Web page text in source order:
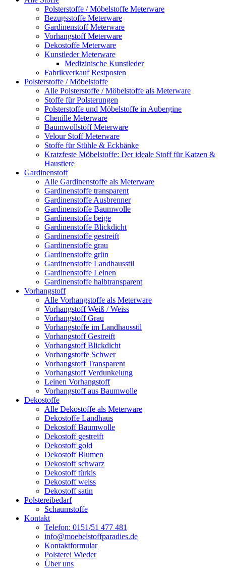
Polsterstoffe / Möbelstoffe Meterware
Bezugsstoffe Meterware
Gardinenstoff Meterware
Vorhangstoff Meterware
Dekostoffe Meterware
Kunstleder Meterware
Medizinische Kunstleder
Fabrikverkauf Restposten
Polsterstoffe / Möbelstoffe
Alle Polsterstoffe / Möbelstoffe als Meterware
Stoffe für Polsterungen
Polsterstoffe und Möbelstoffe in Aubergine
Chenille Meterware
Baumwollstoff Meterware
Velour Stoff Meterware
Stoffe für Stühle & Eckbänke
Kratzfeste Möbelstoffe: Der ideale Stoff für Katzen &
Haustiere
Gardinenstoff
Alle Gardinenstoffe als Meterware
Gardinenstoffe transparent
Gardinenstoffe Ausbrenner
Gardinenstoffe Baumwolle
Gardinenstoffe beige
Gardinenstoffe Blickdicht
Gardinenstoffe gestreift
Gardinenstoffe grau
Gardinenstoffe grün
Gardinenstoffe Landhausstil
Gardinenstoffe Leinen
Gardinenstoffe halbtransparent
Vorhangstoff
Alle Vorhangstoffe als Meterware
Vorhangstoff Weiß / Weiss
Vorhangstoff Grau
Vorhangstoffe im Landhausstil
Vorhangstoff Gestreift
Vorhangstoff Blickdicht
Vorhangstoffe Schwer
Vorhangstoff Transparent
Vorhangstoff Verdunkelung
Leinen Vorhangstoff
Vorhangstoff aus Baumwolle
Dekostoffe
Alle Dekostoffe als Meterware
Dekostoffe Landhaus
Dekostoff Baumwolle
Dekostoff gestreift
Dekostoff gold
Dekostoff Blumen
Dekostoff schwarz
Dekostoff türkis
Dekostoff weiss
Dekostoff satin
Polstereibedarf
Schaumstoffe
Kontakt
Telefon: 0151/51 477 481
info@moebelstoffparadies.de
Kontaktformular
Polsterei Wieder
Über uns